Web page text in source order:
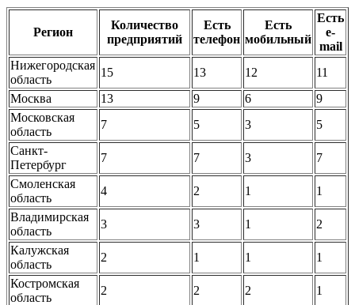
Регион
Количество
предприятий
Есть
телефон
Есть
мобильный
Есть
e-
mail
Нижегородская
область
15 13 12
11
Москва
13 9 6
9
Московская
область
7 5 3
5
Санкт-
Петербург
7 7 3
7
Смоленская
область
4 2 1
1
Владимирская
область
3 3 1
2
Калужская
область
2 1 1
1
Костромская
область
2 2 2
1